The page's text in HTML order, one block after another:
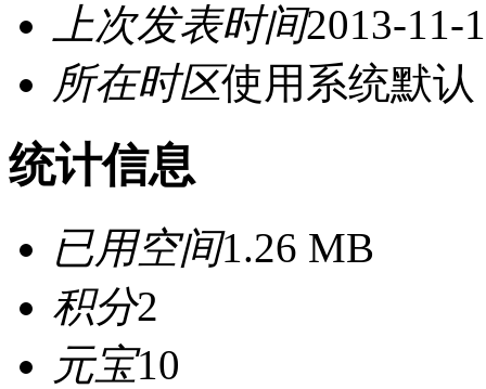
上次发表时间2013-11-
所在时区使用系统默认
统计信息
已用空间1.26 MB
积分2
元宝10